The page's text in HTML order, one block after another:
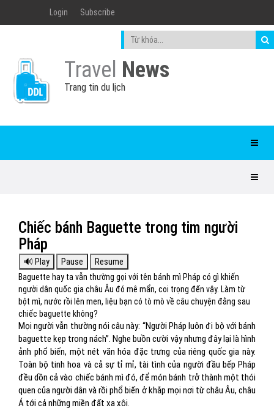
Login Subscribe
Travel News
Trang tin du lịch
Chiếc bánh Baguette trong tim người
Pháp
Baguette hay ta vẫn thường gọi với tên bánh mì Pháp có gì khiến
người dân quốc gia châu Âu đó mê mẩn, coi trọng đến vậy. Làm từ
bột mì, nước rồi lên men, liệu bạn có tò mò về câu chuyện đằng sau
chiếc baguette không?
Mọi người vẫn thường nói câu này: “Người Pháp luôn đi bộ với bánh
baguette kẹp trong nách”. Nghe buồn cười vậy nhưng đây lại là hình
ảnh phổ biến, một nét văn hóa đặc trưng của riêng quốc gia này.
Toàn bộ tinh hoa và cả sự tỉ mỉ, tài tình của người đầu bếp Pháp
đều dồn cả vào chiếc bánh mì đó, để món bánh trở thành một thói
quen của người dân và rồi phổ biến ở khắp mọi nơi từ châu Âu, châu
Á tới cả những miền đất xa xôi.